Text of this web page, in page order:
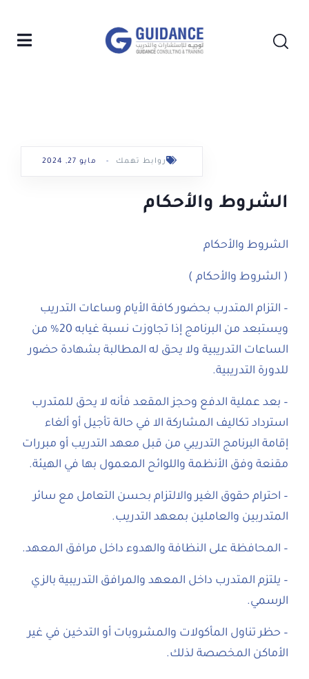
روابط تهمك - مايو 27, 2024
الشروط والأحكام
الشروط والأحكام
( الشروط والأحكام )
– التزام المتدرب بحضور كافة الأيام وساعات التدريب
ويستبعد من البرنامج إذا تجاوزت نسبة غيابه 20% من
الساعات التدريبية ولا يحق له المطالبة بشهادة حضور
للدورة التدريبية.
– بعد عملية الدفع وحجز المقعد فأنه لا يحق للمتدرب
استرداد تكاليف المشاركة الا في حالة تأجيل أو ألغاء
إقامة البرنامج التدريبي من قبل معهد التدريب أو مبررات
مقنعة وفق الأنظمة واللوائح المعمول بها في الهيئة.
– احترام حقوق الغير والالتزام بحسن التعامل مع سائر
المتدربين والعاملين بمعهد التدريب.
– المحافظة على النظافة والهدوء داخل مرافق المعهد.
– يلتزم المتدرب داخل المعهد والمرافق التدريبية بالزي
الرسمي.
– حظر تناول المأكولات والمشروبات أو التدخين في غير
الأماكن المخصصة لذلك.